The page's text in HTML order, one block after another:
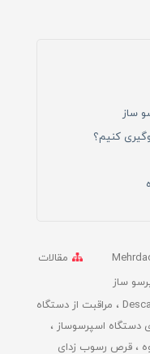
ساز
کنیم؟
مقالات
ساز
مراقبت از دستگاه
دستگاه اسپرسوساز
قرص رسوب زدای